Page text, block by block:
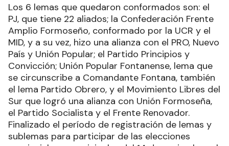
Los 6 lemas que quedaron conformados son: el
PJ, que tiene 22 aliados; la Confederación Frente
Amplio Formoseño, conformado por la UCR y el
MID, y a su vez, hizo una alianza con el PRO, Nuevo
País y Unión Popular; el Partido Principios y
Convicción; Unión Popular Fontanense, lema que
se circunscribe a Comandante Fontana, también
el lema Partido Obrero, y el Movimiento Libres del
Sur que logró una alianza con Unión Formoseña,
el Partido Socialista y el Frente Renovador.
Finalizado el período de registración de lemas y
sublemas para participar de las elecciones